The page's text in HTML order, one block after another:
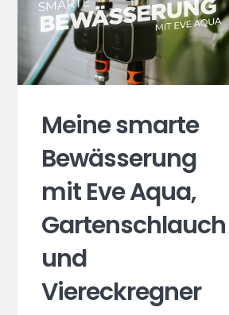
Meine smarte
Bewässerung
mit Eve Aqua,
Gartenschlauch
und
Viereckregner